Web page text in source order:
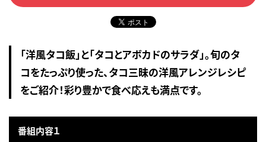
「洋風タコ飯」と「タコとアボカドのサラダ」。旬のタ
コをたっぷり使った、タコ三昧の洋風アレンジレシピ
をご紹介！彩り豊かで食べ応えも満点です。
番組内容１